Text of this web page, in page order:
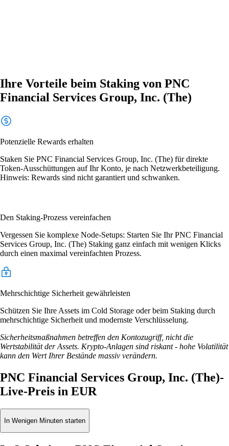
Ihre Vorteile beim Staking von PNC
Financial Services Group, Inc. (The)
Potenzielle Rewards erhalten
Staken Sie PNC Financial Services Group, Inc. (The) für direkte
Token-Ausschüttungen auf Ihr Konto, je nach Netzwerkbeteiligung.
Hinweis: Rewards sind nicht garantiert und schwanken.
Den Staking-Prozess vereinfachen
Vergessen Sie komplexe Node-Setups: Starten Sie Ihr PNC Financial
Services Group, Inc. (The) Staking ganz einfach mit wenigen Klicks
durch einen maximal vereinfachten Prozess.
Mehrschichtige Sicherheit gewährleisten
Schützen Sie Ihre Assets im Cold Storage oder beim Staking durch
mehrschichtige Sicherheit und modernste Verschlüsselung.
Sicherheitsmaßnahmen betreffen den Kontozugriff, nicht die
Wertstabilität der Assets. Krypto-Anlagen sind riskant - hohe Volatilität
kann den Wert Ihrer Bestände massiv verändern.
PNC Financial Services Group, Inc. (The)-
Live-Preis in EUR
In Wenigen Minuten starten